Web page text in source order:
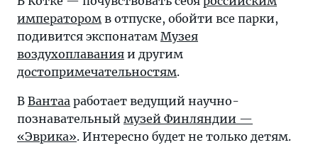
императором в отпуске, обойти все парки,
подивится экспонатам Музея
воздухоплавания и другим
достопримечательностям.
В Вантаа работает ведущий научно-
познавательный музей Финляндии —
«Эврика». Интересно будет не только детям.